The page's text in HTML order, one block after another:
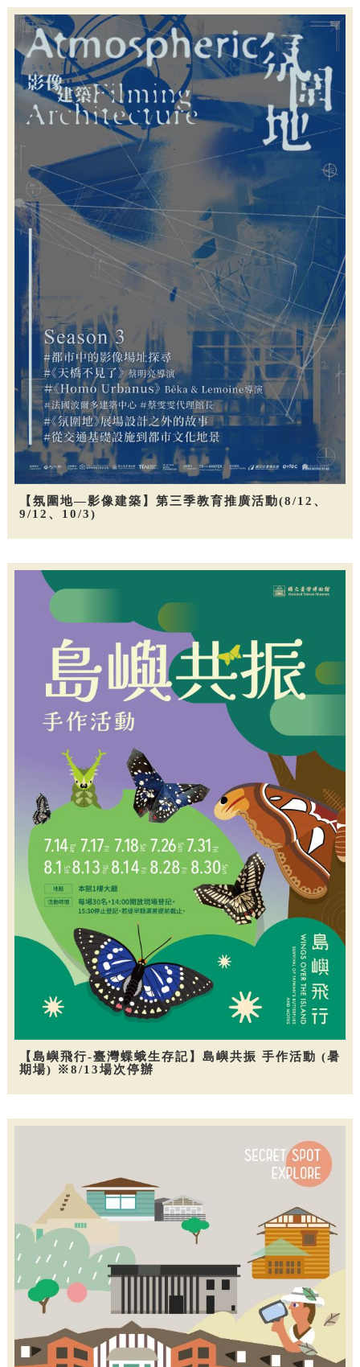
【氛圍地—影像建築】第三季教育推廣活動(8/12、
9/12、10/3)
【島嶼飛行-臺灣蝶蛾生存記】島嶼共振 手作活動 (暑
期場) ※8/13場次停辦